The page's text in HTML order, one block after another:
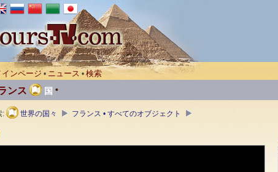
インページ • ニュース • 検索
ンス 国 •
: 世界の国々 フランス • すべてのオブジェクト